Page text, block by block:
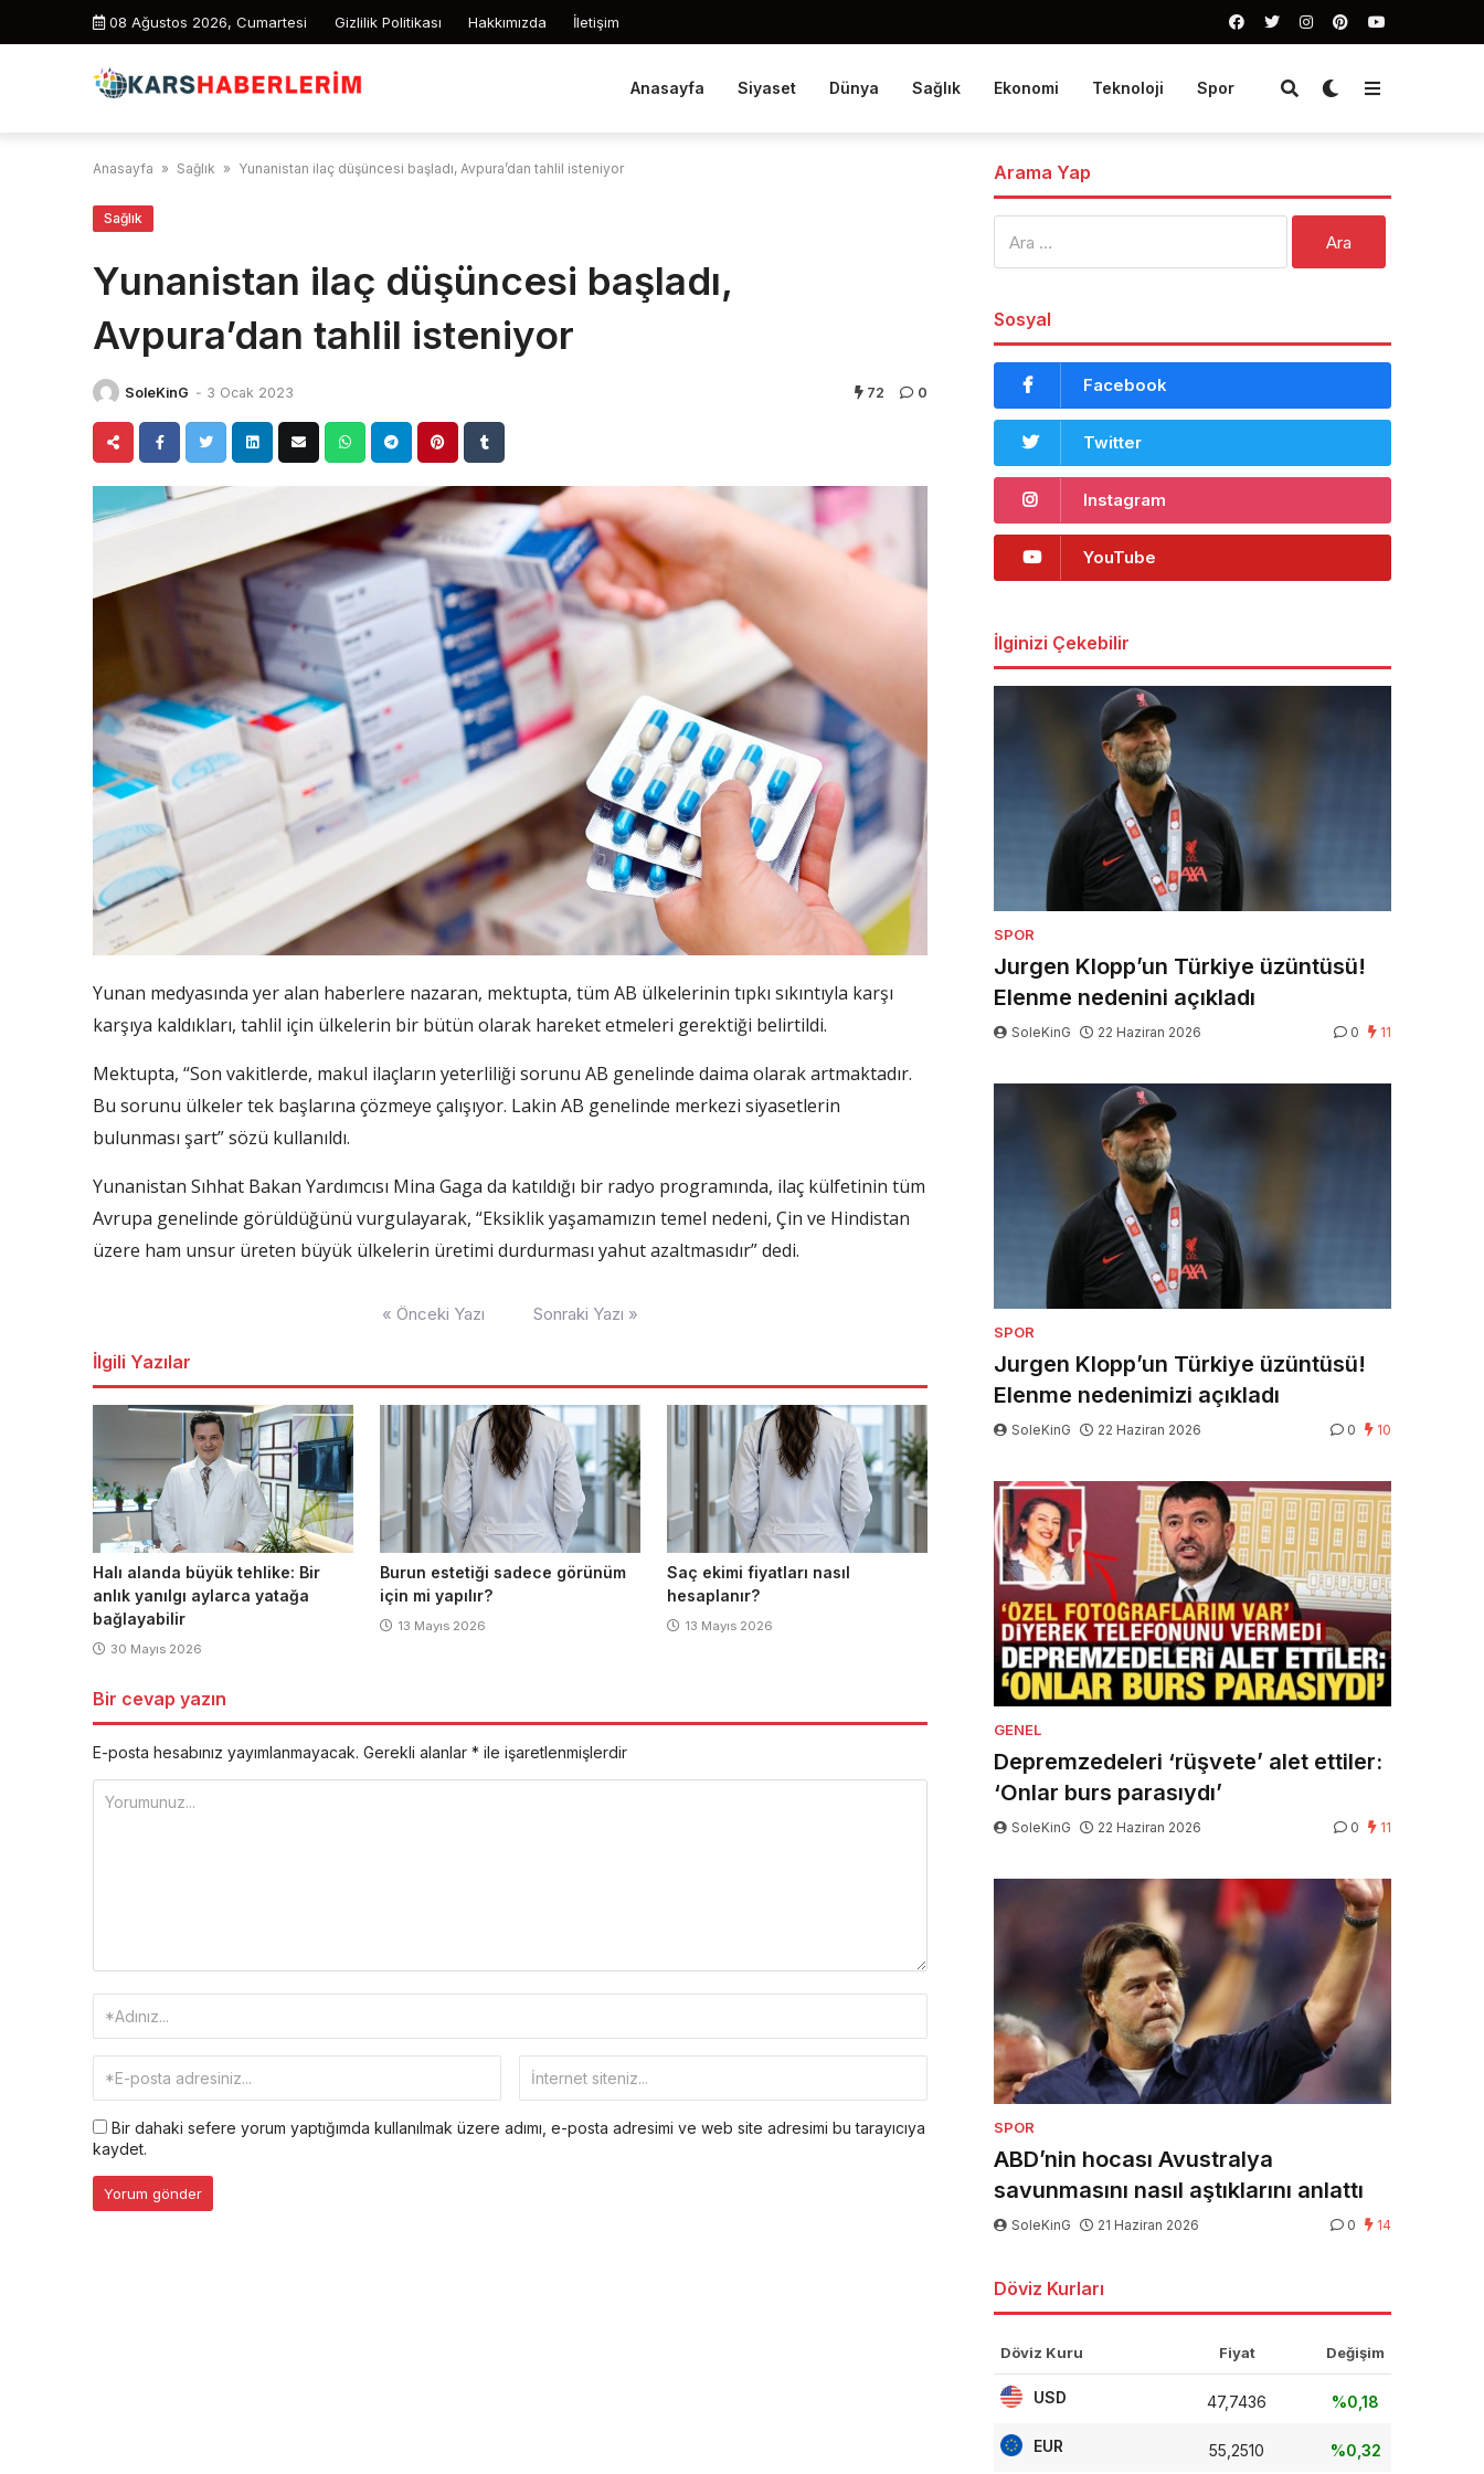
08 Ağustos 2026, Cumartesi Gizlilik Politikası Hakkımızda İletişim
Anasayfa Siyaset Dünya Sağlık Ekonomi Teknoloji Spor
Anasayfa » Sağlık » Yunanistan ilaç düşüncesi başladı, Avpura’dan tahlil isteniyor
Sağlık
Yunanistan ilaç düşüncesi başladı,
Avpura’dan tahlil isteniyor
SoleKinG - 3 Ocak 2023 72 0
Yunan medyasında yer alan haberlere nazaran, mektupta, tüm AB ülkelerinin tıpkı sıkıntıyla karşı
karşıya kaldıkları, tahlil için ülkelerin bir bütün olarak hareket etmeleri gerektiği belirtildi.
Mektupta, “Son vakitlerde, makul ilaçların yeterliliği sorunu AB genelinde daima olarak artmaktadır.
Bu sorunu ülkeler tek başlarına çözmeye çalışıyor. Lakin AB genelinde merkezi siyasetlerin
bulunması şart” sözü kullanıldı.
Yunanistan Sıhhat Bakan Yardımcısı Mina Gaga da katıldığı bir radyo programında, ilaç külfetinin tüm
Avrupa genelinde görüldüğünü vurgulayarak, “Eksiklik yaşamamızın temel nedeni, Çin ve Hindistan
üzere ham unsur üreten büyük ülkelerin üretimi durdurması yahut azaltmasıdır” dedi.
« Önceki Yazı Sonraki Yazı »
İlgili Yazılar
Halı alanda büyük tehlike: Bir
anlık yanılgı aylarca yatağa
bağlayabilir
30 Mayıs 2026
Burun estetiği sadece görünüm
için mi yapılır?
13 Mayıs 2026
Saç ekimi fiyatları nasıl
hesaplanır?
13 Mayıs 2026
Bir cevap yazın
E-posta hesabınız yayımlanmayacak. Gerekli alanlar * ile işaretlenmişlerdir
Bir dahaki sefere yorum yaptığımda kullanılmak üzere adımı, e-posta adresimi ve web site adresimi bu tarayıcıya
kaydet.
Arama Yap
Sosyal
Facebook
Twitter
Instagram
YouTube
İlginizi Çekebilir
SPOR
Jurgen Klopp’un Türkiye üzüntüsü!
Elenme nedenini açıkladı
SoleKinG 22 Haziran 2026 0 11
SPOR
Jurgen Klopp’un Türkiye üzüntüsü!
Elenme nedenimizi açıkladı
SoleKinG 22 Haziran 2026 0 10
GENEL
Depremzedeleri ‘rüşvete’ alet ettiler:
‘Onlar burs parasıydı’
SoleKinG 22 Haziran 2026 0 11
SPOR
ABD’nin hocası Avustralya
savunmasını nasıl aştıklarını anlattı
SoleKinG 21 Haziran 2026 0 14
Döviz Kurları
Döviz Kuru Fiyat Değişim
USD 47,7436 %0,18
EUR 55,2510 %0,32